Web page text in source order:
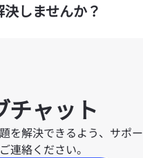
しませんか？
チャット
を解決できるよう、サポー
連絡ください。